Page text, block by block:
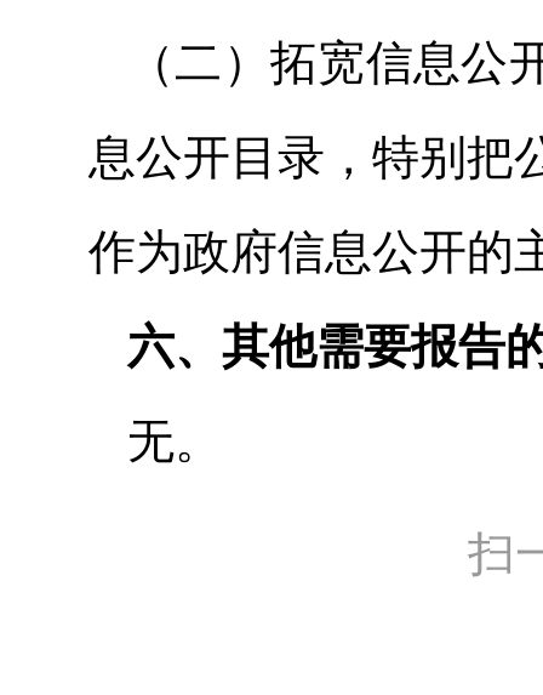
（二）拓宽信息
息公开目录，特别把
作为政府信息公开的
六、其他需要报告
无。
扫